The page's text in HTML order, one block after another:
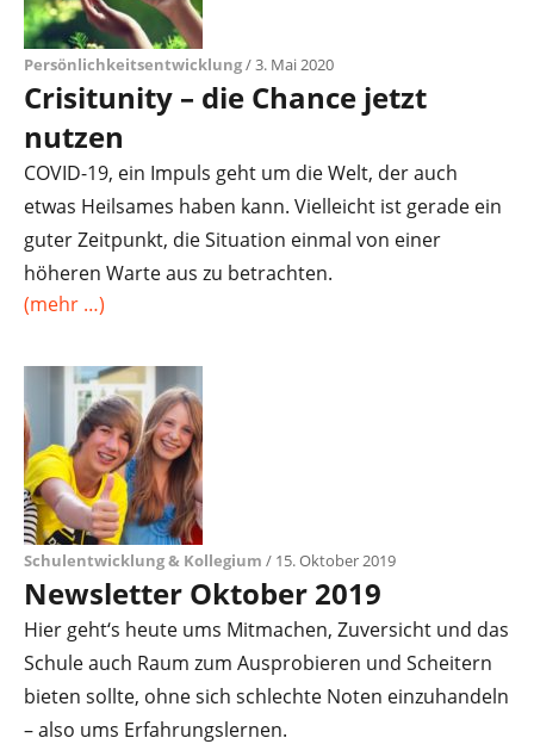
Persönlichkeitsentwicklung/ 3. Mai 2020
Crisitunity – die Chance jetzt
nutzen
COVID-19, ein Impuls geht um die Welt, der auch
etwas Heilsames haben kann. Vielleicht ist gerade ein
guter Zeitpunkt, die Situation einmal von einer
höheren Warte aus zu betrachten.
(mehr …)
Schulentwicklung & Kollegium / 15. Oktober 2019
Newsletter Oktober 2019
Hier geht‘s heute ums Mitmachen, Zuversicht und das
Schule auch Raum zum Ausprobieren und Scheitern
bieten sollte, ohne sich schlechte Noten einzuhandeln
– also ums Erfahrungslernen.